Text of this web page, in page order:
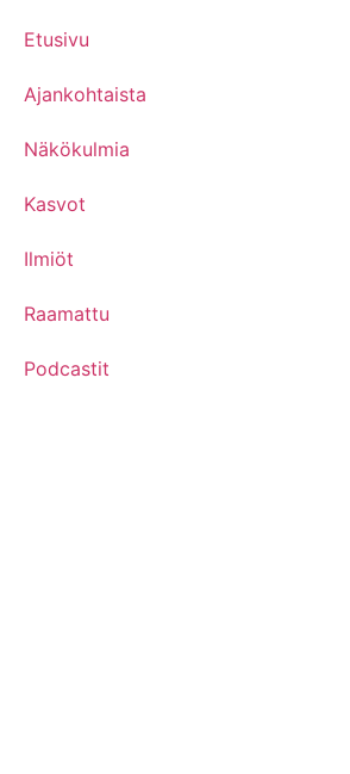
Etusivu
Ajankohtaista
Näkökulmia
Kasvot
Ilmiöt
Raamattu
Podcastit